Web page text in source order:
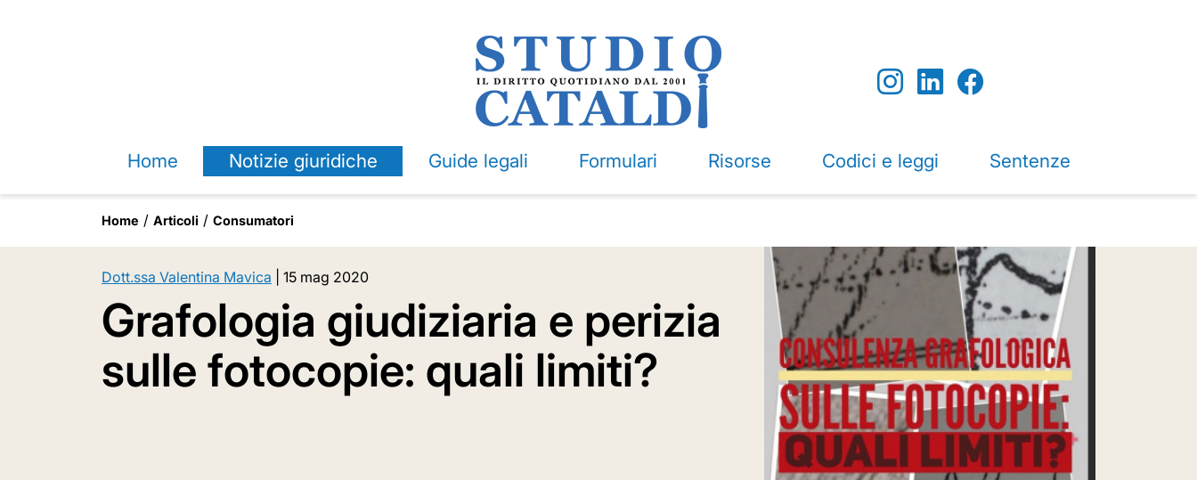
Home Notizie giuridiche Guide legali Formulari Risorse Codici e leggi Sentenze
Home Articoli Consumatori
Dott.ssa Valentina Mavica 15 mag 2020
Grafologia giudiziaria e perizia
sulle fotocopie: quali limiti?